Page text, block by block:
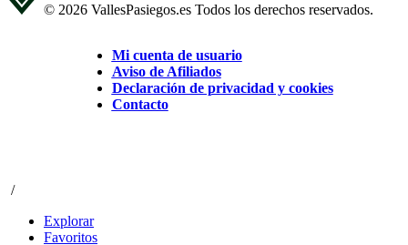
© 2026 VallesPasiegos.es Todos los derechos reservados.
Mi cuenta de usuario
Aviso de Afiliados
Declaración de privacidad y cookies
Contacto
/
Explorar
Favoritos